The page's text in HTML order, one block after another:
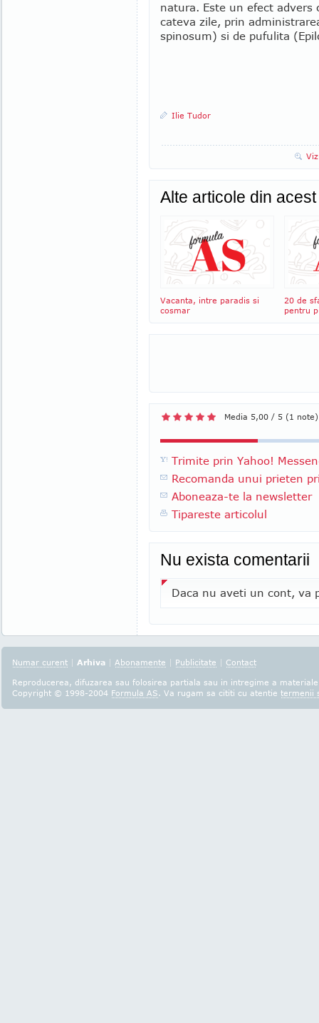
natura. Este un efect advers
cateva zile, prin
spinosum) si de pufulita
Ilie Tudor
Alte articole din
Vacanta, intre paradis si
cosmar
20 de
pentru
Media 5,00 / 5 (1 note)
Trimite prin Yahoo!
Recomanda unui prieten
Aboneaza-te la newsletter
Tipareste articolul
Nu exista comentarii
Daca nu aveti un cont, va
Numar curent | Arhiva | Abonamente | Publicitate | Contact
Reproducerea, difuzarea sau folosirea partiala sau in intregime a
Copyright © 1998-2004 Formula AS. Va rugam sa cititi cu atentie termenii